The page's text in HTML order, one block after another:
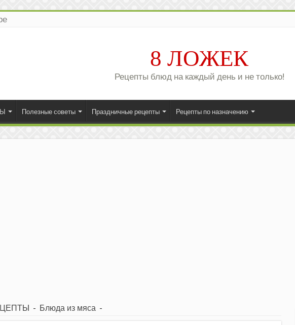
8 ЛОЖЕК
Рецепты блюд на каждый день и не только!
Полезные советы Праздничные рецепты Рецепты по назначению
- Блюда из мяса -